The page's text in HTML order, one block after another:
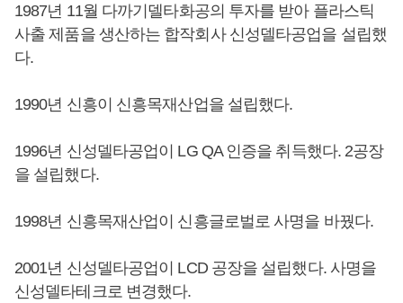
1987년 11월 다까기델타화공의 투자를 받아 플라스틱
사출 제품을 생산하는 합작회사 신성델타공업을 설립했
다.
1990년 신흥이 신흥목재산업을 설립했다.
1996년 신성델타공업이 LG QA 인증을 취득했다. 2공장
을 설립했다.
1998년 신흥목재산업이 신흥글로벌로 사명을 바꿨다.
2001년 신성델타공업이 LCD 공장을 설립했다. 사명을
신성델타테크로 변경했다.